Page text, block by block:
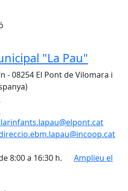
"La Pau"
- 08254 El Pont de Vilomara i
8:00 a 16:30 h.
Amplieu el